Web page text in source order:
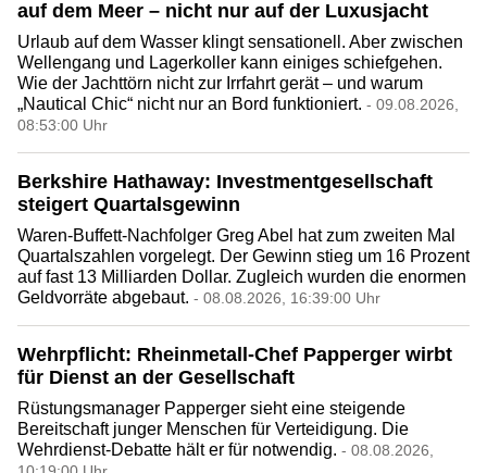
auf dem Meer – nicht nur auf der Luxusjacht
Urlaub auf dem Wasser klingt sensationell. Aber zwischen
Wellengang und Lagerkoller kann einiges schiefgehen.
Wie der Jachttörn nicht zur Irrfahrt gerät – und warum
„Nautical Chic“ nicht nur an Bord funktioniert. - 09.08.2026,
08:53:00 Uhr
Berkshire Hathaway: Investmentgesellschaft
steigert Quartalsgewinn
Waren-Buffett-Nachfolger Greg Abel hat zum zweiten Mal
Quartalszahlen vorgelegt. Der Gewinn stieg um 16 Prozent
auf fast 13 Milliarden Dollar. Zugleich wurden die enormen
Geldvorräte abgebaut. - 08.08.2026, 16:39:00 Uhr
Wehrpflicht: Rheinmetall-Chef Papperger wirbt
für Dienst an der Gesellschaft
Rüstungsmanager Papperger sieht eine steigende
Bereitschaft junger Menschen für Verteidigung. Die
Wehrdienst-Debatte hält er für notwendig. - 08.08.2026,